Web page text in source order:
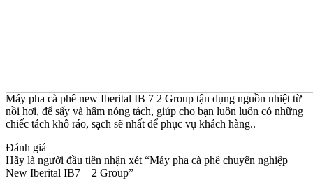
Máy pha cà phê new Iberital IB 7 2 Group tận dụng nguồn nhiệt từ
nồi hơi, để sấy và hâm nóng tách, giúp cho bạn luôn luôn có những
chiếc tách khô ráo, sạch sẽ nhất để phục vụ khách hàng..
Đánh giá
Hãy là người đầu tiên nhận xét “Máy pha cà phê chuyên nghiệp
New Iberital IB7 – 2 Group”